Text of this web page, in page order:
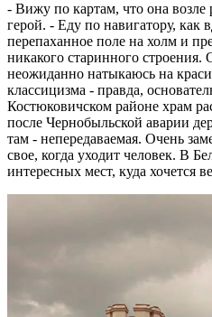
- Вижу по картам, что она
герой. - Еду по навигатору, как
перепаханное поле на холм и
никакого старинного строения.
неожиданно натыкаюсь на
классицизма - правда,
Костюковичском районе храм
после Чернобыльской аварии
там - непередаваемая. Очень
свое, когда уходит человек. В
интересных мест, куда хочется